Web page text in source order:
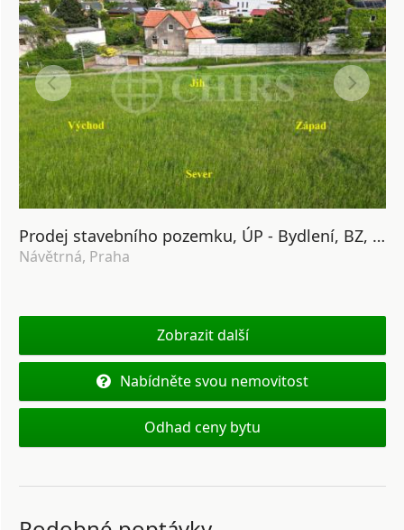
Prodej stavebního pozemku, ÚP - Bydlení, BZ, 800m2, Praha 5 - Slivenec
Návětrná, Praha
Zobrazit další
Nabídněte svou nemovitost
Odhad ceny bytu